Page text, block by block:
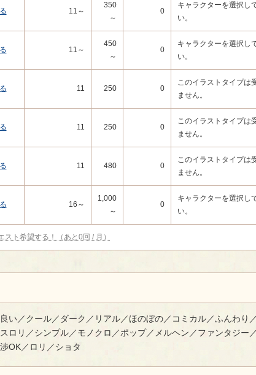
11～
350
～
0
キャラクターを選択し
い。
11～
450
～
0
キャラクターを選択し
い。
11 250 0
このイラストタイプは
ません。
11 250 0
このイラストタイプは
ません。
11 480 0
このイラストタイプは
ません。
16～
1,000
～
0
キャラクターを選択し
い。
ト希望する！（あと0回 / 月）
い／クール／ダーク／リアル／ほのぼの／コミカル／ふんわり
ロリ／シンプル／モノクロ／ポップ／メルヘン／ファンタジー
OK／ロリ／ショタ